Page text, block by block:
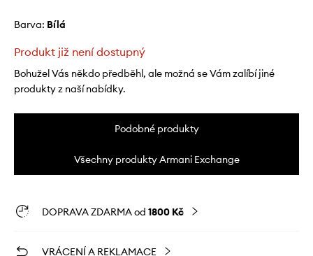
Barva: bílá
Produkt již není dostupný
Bohužel Vás někdo předběhl, ale možná se Vám zalíbí jiné
produkty z naší nabídky.
Podobné produkty
Všechny produkty Armani Exchange
DOPRAVA ZDARMA od 1800 Kč
VRÁCENÍ A REKLAMACE